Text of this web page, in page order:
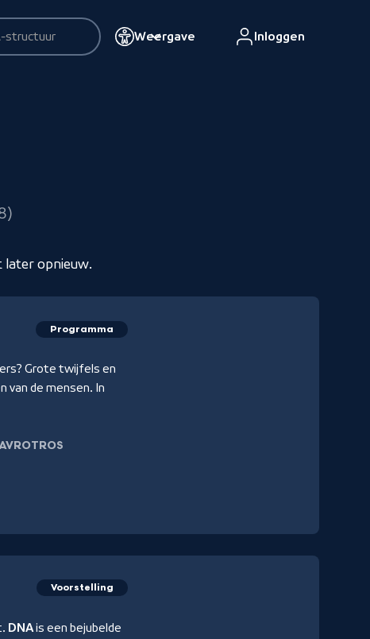
Weergave Inloggen
later opnieuw.
Programma
Grote twijfels en
van de mensen. In
Voorstelling
DNAis een bejubelde